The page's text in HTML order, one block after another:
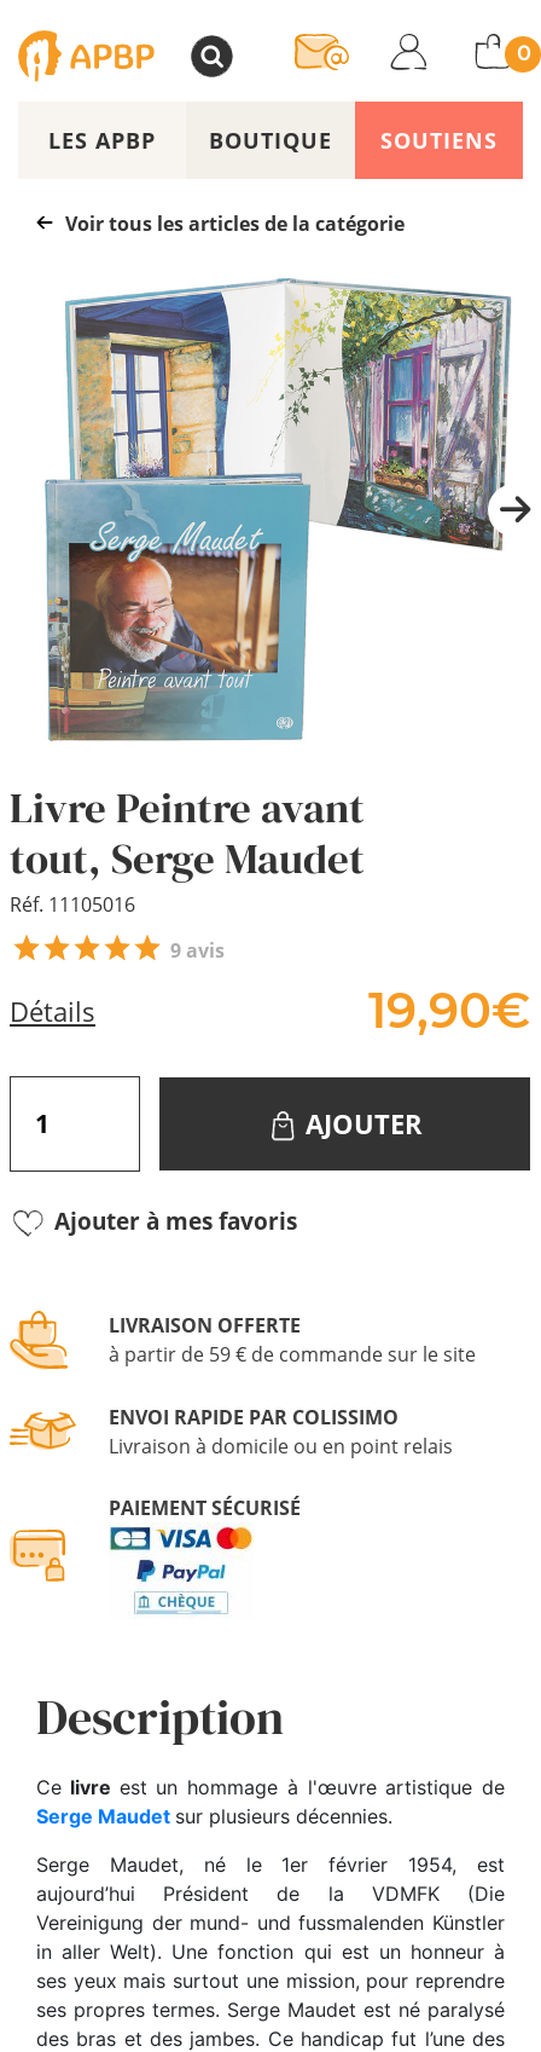
0
LES APBP BOUTIQUE SOUTIENS
Voir tous les articles de la catégorie
Livre Peintre avant
tout, Serge Maudet
Réf. 11105016
9 avis
Détails 19,90€
AJOUTER
Ajouter à mes favoris
LIVRAISON OFFERTE
à partir de 59 € de commande sur le site
ENVOI RAPIDE PAR COLISSIMO
Livraison à domicile ou en point relais
PAIEMENT SÉCURISÉ
Description
Ce livre est un hommage à l'œuvre artistique de
Serge Maudet sur plusieurs décennies.
Serge Maudet, né le 1er février 1954, est
aujourd’hui Président de la VDMFK (Die
Vereinigung der mund- und fussmalenden Künstler
in aller Welt). Une fonction qui est un honneur à
ses yeux mais surtout une mission, pour reprendre
ses propres termes. Serge Maudet est né paralysé
des bras et des jambes. Ce handicap fut l’une des